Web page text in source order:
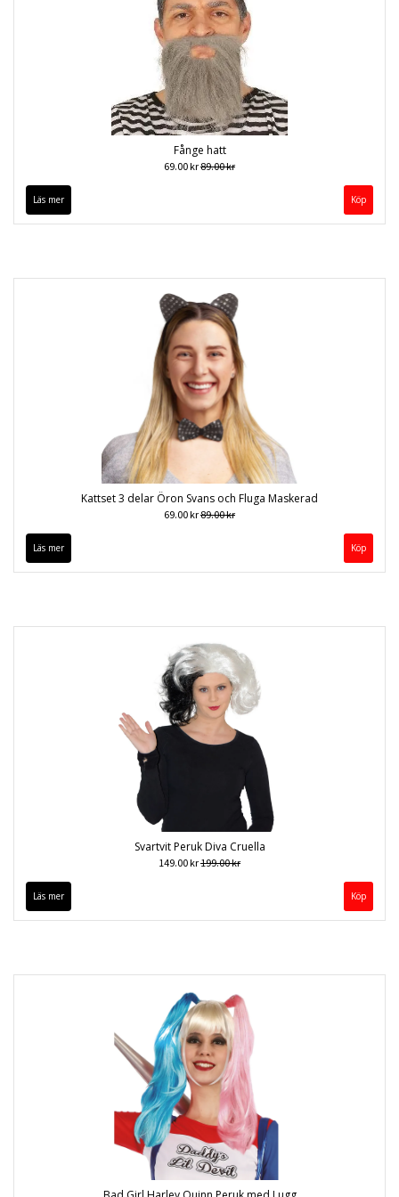
Fånge hatt
69.00 kr89.00 kr
Läs mer
Kattset 3 delar Öron Svans och Fluga Maskerad
69.00 kr89.00 kr
Läs mer
Svartvit Peruk Diva Cruella
149.00 kr199.00 kr
Läs mer